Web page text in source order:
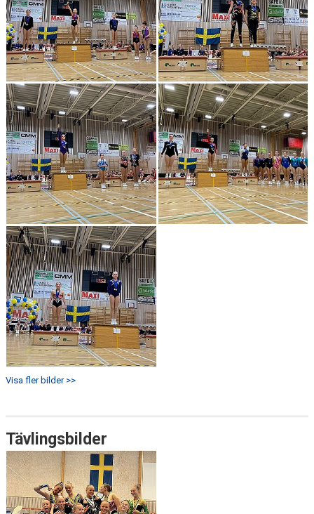
Visa fler bilder >>
Tävlingsbilder